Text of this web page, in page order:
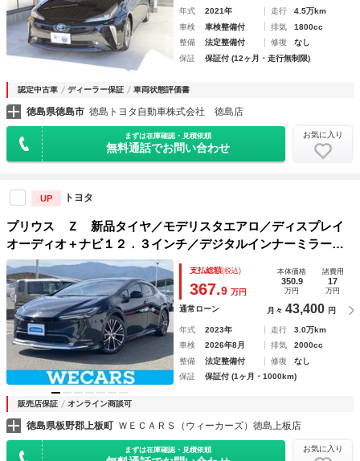
年式 2021年 走行
4.5万km
車検
車検整備付 排気
1800cc
整備
法定整備付 修復
なし
保証
保証付 (12ヶ月・走行無制限)
認定中古車 ディーラー保証 車両状態評価書
徳島県徳島市 徳島トヨタ自動車株式会社 徳島店
まずは在庫確認・見積依頼
無料通話でお問い合わせ
お気に入り
UP トヨタ
プリウス Ｚ 新品タイヤ／モデリスタエアロ／ディスプレイ
オーディオ＋ナビ１２．３インチ／デジタルインナーミラー／
トヨタセーフティセンス／シートヒーター 前席／パノラミッ
クビューモニター
支払総額(税込)
367.9 万円
本体価格
350.9
万円
諸費用
17
万円
通常ローン 月々 43,400 円
年式 2023年 走行
3.0万km
車検
2026年8月 排気
2000cc
整備
法定整備付 修復
なし
保証
保証付 (1ヶ月・1000km)
販売店保証 オンライン商談可
徳島県板野郡上板町 ＷＥＣＡＲＳ（ウィーカーズ）徳島上板店
まずは在庫確認・見積依頼 お気に入り